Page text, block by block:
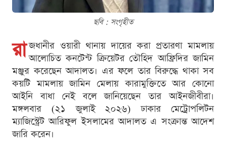
ছবি : সংগৃহীত
রা জধানীর ওয়ারী থানায় দায়ের করা প্রতারণা মামলায়
আলোচিত কনটেন্ট ক্রিয়েটর তৌহিদ আফ্রিদির জামিন
মঞ্জুর করেছেন আদালত। এর ফলে তার বিরুদ্ধে থাকা সব
কয়টি মামলায় জামিন মেলায় কারামুক্তিতে আর কোনো
আইনি বাধা নেই বলে জানিয়েছেন তার আইনজীবীরা।
মঙ্গলবার (২১ জুলাই ২০২৬) ঢাকার মেট্রোপলিটন
ম্যাজিস্ট্রেট আরিফুল ইসলামের আদালত এ সংক্রান্ত আদেশ
জারি করেন।